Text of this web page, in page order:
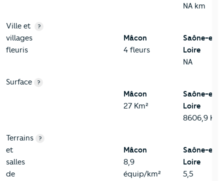
NA km
Ville et
villages
fleuris
?
Mâcon
4 fleurs
Saône-et-
Loire
NA
Surface ?
Mâcon
27 Km²
Saône-et-
Loire
8606,9 Km²
Terrains
et
salles
de
?
Mâcon
8,9
équip/km²
Saône-et-
Loire
5,5